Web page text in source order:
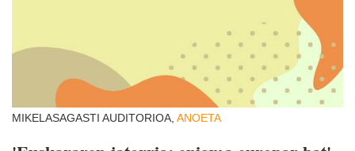
MIKELASAGASTI AUDITORIOA, ANOETA